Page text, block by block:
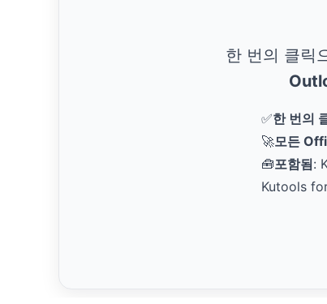
한 번의 클릭
✅한 번의
🚀모든
🧰포함됨:
Kutools